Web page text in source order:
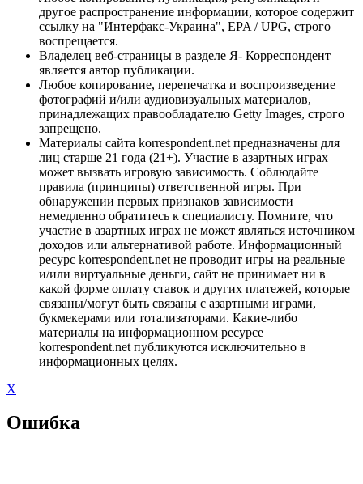
другое распространение информации, которое содержит
ссылку на "Интерфакс-Украина", EPA / UPG, строго
воспрещается.
Владелец веб-страницы в разделе Я- Корреспондент
является автор публикации.
Любое копирование, перепечатка и воспроизведение
фотографий и/или аудиовизуальных материалов,
принадлежащих правообладателю Getty Images, строго
запрещено.
Материалы сайта korrespondent.net предназначены для
лиц старше 21 года (21+). Участие в азартных играх
может вызвать игровую зависимость. Соблюдайте
правила (принципы) ответственной игры. При
обнаружении первых признаков зависимости
немедленно обратитесь к специалисту. Помните, что
участие в азартных играх не может являться источником
доходов или альтернативой работе. Информационный
ресурс korrespondent.net не проводит игры на реальные
и/или виртуальные деньги, сайт не принимает ни в
какой форме оплату ставок и других платежей, которые
связаны/могут быть связаны с азартными играми,
букмекерами или тотализаторами. Какие-либо
материалы на информационном ресурсе
korrespondent.net публикуются исключительно в
информационных целях.
X
Ошибка